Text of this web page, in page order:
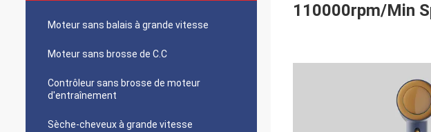
Moteur sans balais à grande vitesse
Moteur sans brosse de C.C
Contrôleur sans brosse de moteur
d'entraînement
Sèche-cheveux à grande vitesse
110000rpm/Min